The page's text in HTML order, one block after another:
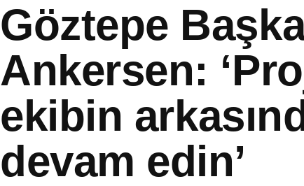
Göztepe
Ankersen:
ekibin
devam edin’